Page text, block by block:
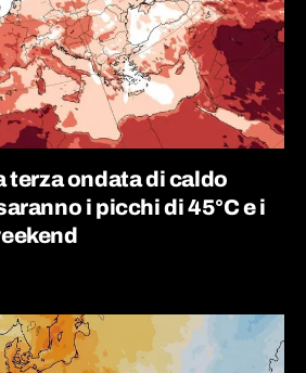
terza ondata di caldo
i picchi di 45°C e i